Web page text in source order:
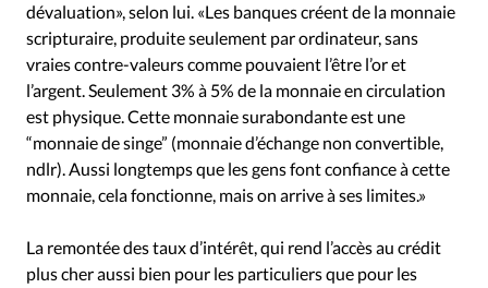
dévaluation», selon lui. «Les banques créent de la monnaie
scripturaire, produite seulement par ordinateur, sans
vraies contre-valeurs comme pouvaient l’être l’or et
l’argent. Seulement 3% à 5% de la monnaie en circulation
est physique. Cette monnaie surabondante est une
“monnaie de singe” (monnaie d’échange non convertible,
ndlr). Aussi longtemps que les gens font confiance à cette
monnaie, cela fonctionne, mais on arrive à ses limites.»
La remontée des taux d’intérêt, qui rend l’accès au crédit
plus cher aussi bien pour les particuliers que pour les